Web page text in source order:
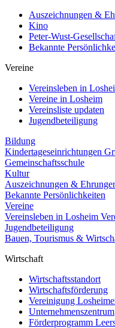
Auszeichnungen &
Kino
Peter-Wust-
Bekannte
Vereine
Vereinsleben in
Vereine in Losheim
Vereinsliste updaten
Jugendbeteiligung
Bildung
Kindertageseinrichtungen
Gemeinschaftsschule
Kultur
Auszeichnungen &
Bekannte Persönlichkeiten
Vereine
Vereinsleben in Losheim
Jugendbeteiligung
Bauen, Tourismus &
Wirtschaft
Wirtschaftsstandort
Wirtschaftsförderung
Vereinigung
Unternehmenszentrum
Förderprogramm